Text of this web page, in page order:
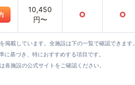
10,450
円〜
○ ○
載しています。全施設は下の一覧で確認できます。
基づき、特におすすめする項目です。
施設の公式サイトをご確認ください。